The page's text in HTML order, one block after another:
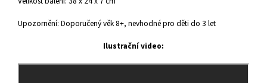
Upozornění: Doporučený věk 8+, nevhodné pro děti do 3 let
Ilustrační video: